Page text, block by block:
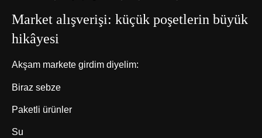
Market alışverişi: küçük poşetlerin büyük
hikâyesi
Akşam markete girdim diyelim:
Biraz sebze
Paketli ürünler
Su